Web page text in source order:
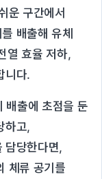
운 구간에서
배출해 유체
열 효율 저하,
니다.
배출에 초점을 둔
하고,
담당한다면,
체류 공기를